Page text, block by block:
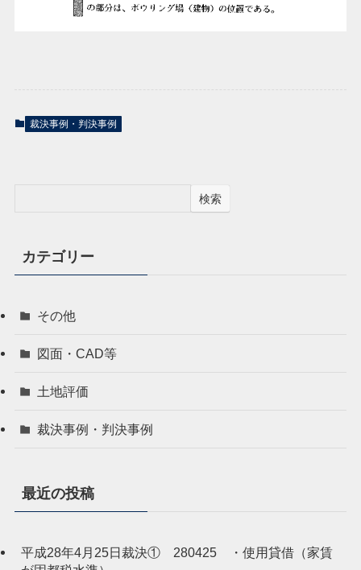
裁決事例・判決事例
検索
カテゴリー
その他
図面・CAD等
土地評価
裁決事例・判決事例
最近の投稿
平成28年4月25日裁決① 280425 ・使用貸借（家賃